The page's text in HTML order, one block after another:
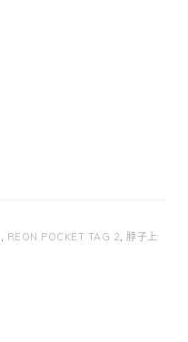
, REON POCKET TAG 2,脖子上